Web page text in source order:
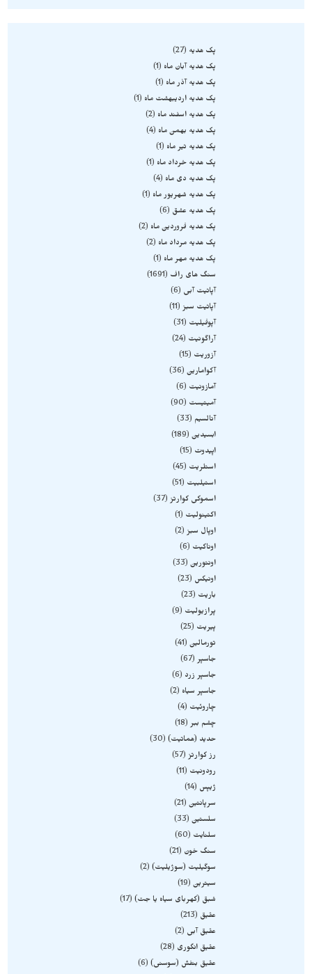
پک هدیه
27
پک هدیه آبان ماه
1
پک هدیه آذر ماه
1
پک هدیه اردیبهشت ماه
1
پک هدیه اسفند ماه
2
پک هدیه بهمن ماه
4
پک هدیه تیر ماه
1
پک هدیه خرداد ماه
1
پک هدیه دی ماه
4
پک هدیه شهریور ماه
1
پک هدیه عشق
6
پک هدیه فروردین ماه
2
پک هدیه مرداد ماه
2
پک هدیه مهر ماه
1
سنگ های راف
1691
آپاتیت آبی
6
آپاتیت سبز 11
آپوفیلیت
31
آراگونیت
24
آزوریت
15
آکوامارین 36
آمازونیت
6
آمیتیست
90
آنالسیم
33
ابسیدین 189
اپیدوت
15
استلریت
45
استیلبیت
51
اسموکی کوارتز 37
اکتینولیت
1
اوپال سبز 2
اوناکیت
6
اونتورین 33
اونیکس
23
باریت
23
پرازیولیت
9
پیریت
25
تورمالین 41
جاسپر 67
جاسپر زرد
6
جاسپر سیاه
2
چاروئیت
4
چشم ببر 18
حدید (هماتیت) 30
رز کوارتز 57
رودونیت
11
ژیپس
14
سرپانتین 21
سلستین 33
سلنایت
60
سنگ خون
21
سوگیلیت (سوژیلیت) 2
سیترین 19
شبق (کهربای سیاه یا جت) 17
عقیق
213
عقیق آبی
2
عقیق انگوری
28
عقیق بنفش (سوسنی) 6